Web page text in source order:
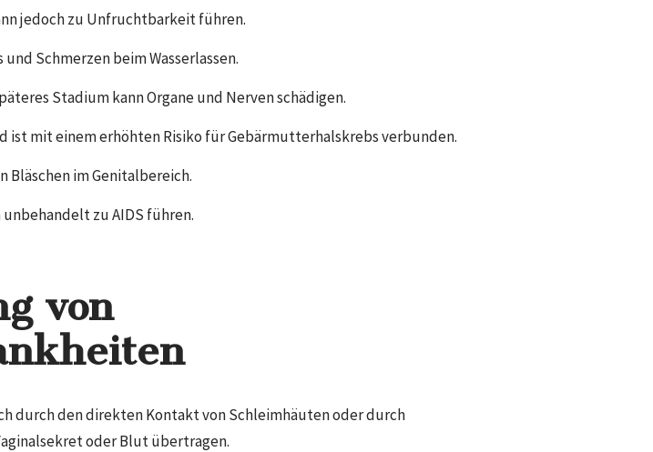
jedoch zu Unfruchtbarkeit führen.
Schmerzen beim Wasserlassen.
Stadium kann Organe und Nerven schädigen.
ist mit einem erhöhten Risiko für Gebärmutterhalskrebs verbunden.
Bläschen im Genitalbereich.
zu AIDS führen.
von
durch den direkten Kontakt von Schleimhäuten oder durch
oder Blut übertragen.